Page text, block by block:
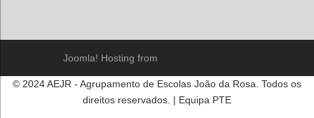
Joomla! Hosting from
© 2024 AEJR - Agrupamento de Escolas João da Rosa. Todos os
direitos reservados. | Equipa PTE